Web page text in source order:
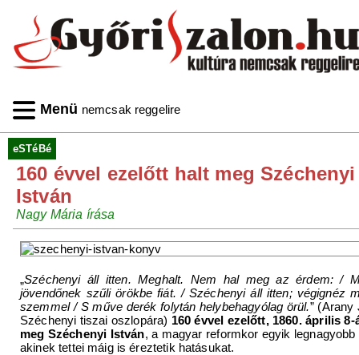
Menü nemcsak reggelire
eSTéBé
160 évvel ezelőtt halt meg Széchenyi
István
Nagy Mária írása
„Széchenyi áll itten. Meghalt. Nem hal meg az érdem: /
jövendőnek szűli örökbe fiát. / Széchenyi áll itten; végignéz
szemmel / S műve derék folytán helybehagyólag örül.” (Arany
Széchenyi tiszai oszlopára) 160 évvel ezelőtt, 1860. április 8-
meg Széchenyi István, a magyar reformkor egyik legnagyobb
akinek tettei máig is éreztetik hatásukat.